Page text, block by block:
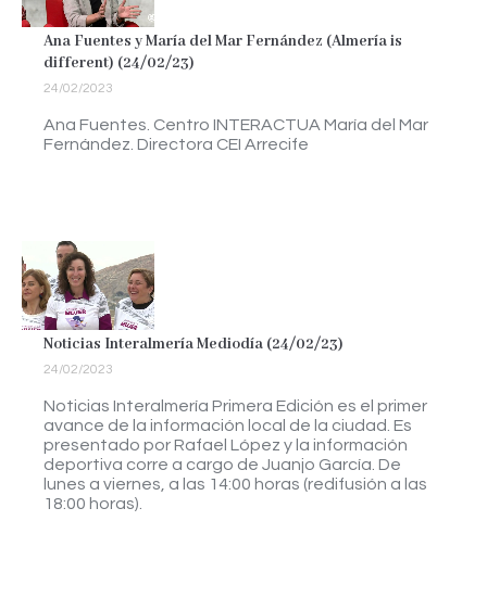
Ana Fuentes y María del Mar Fernández (Almería is
different) (24/02/23)
24/02/2023
Ana Fuentes. Centro INTERACTUA María del Mar
Fernández. Directora CEI Arrecife
Noticias Interalmería Mediodía (24/02/23)
24/02/2023
Noticias Interalmería Primera Edición es el primer
avance de la información local de la ciudad. Es
presentado por Rafael López y la información
deportiva corre a cargo de Juanjo García. De
lunes a viernes, a las 14:00 horas (redifusión a las
18:00 horas).